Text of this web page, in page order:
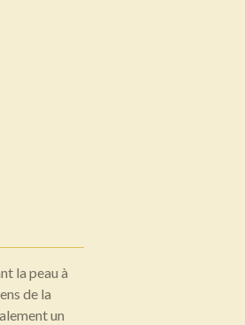
la peau à
de la
un